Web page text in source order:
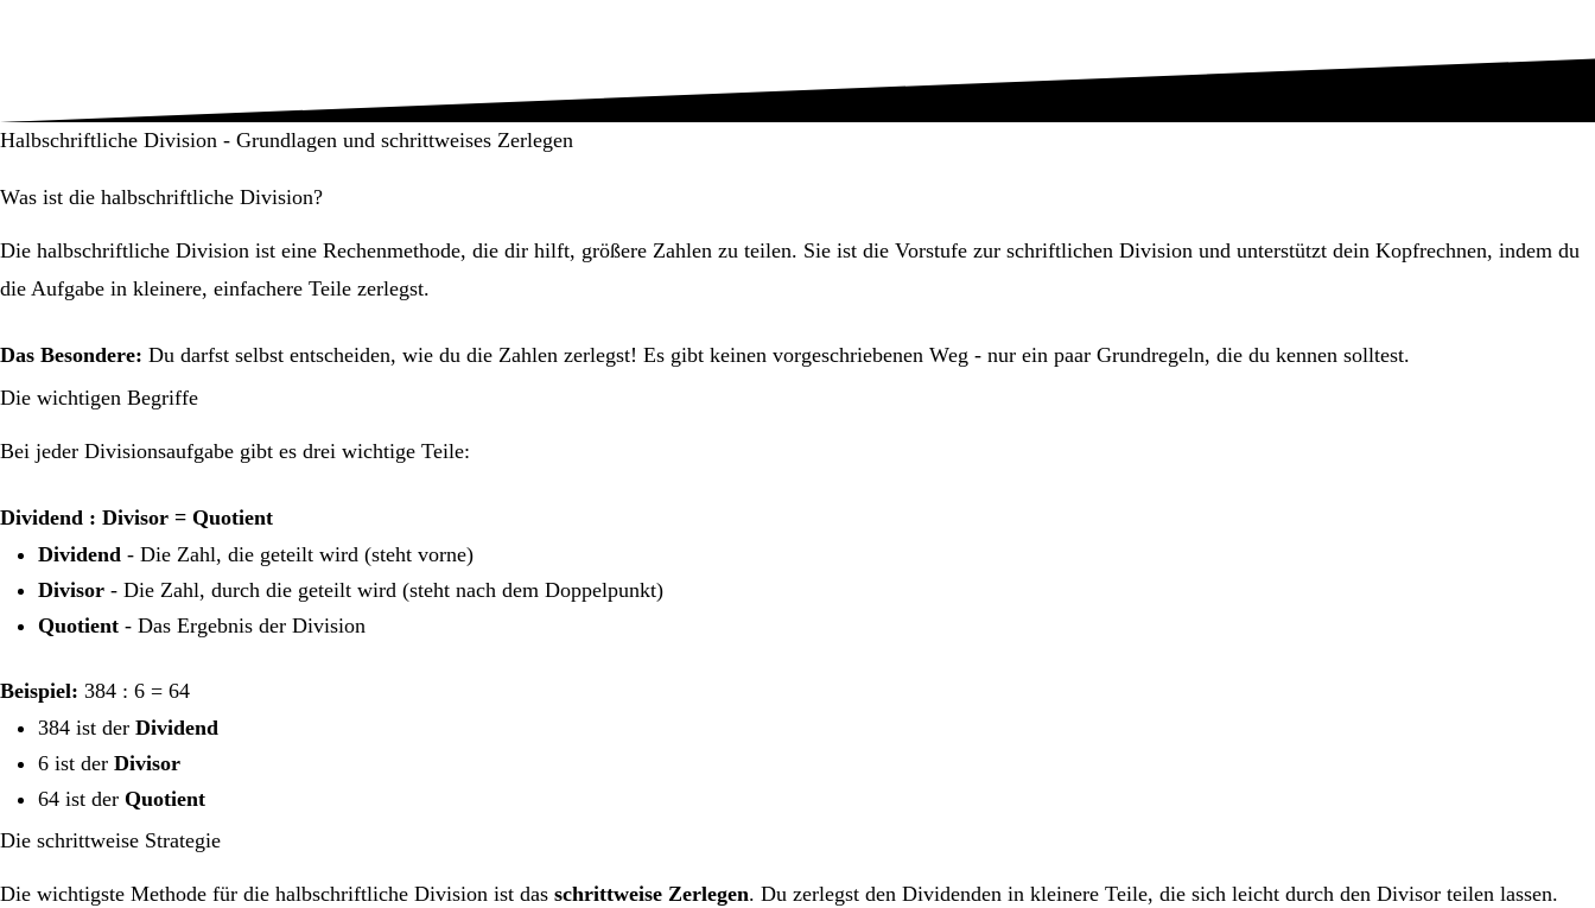
Halbschriftliche Division - Grundlagen und schrittweises Zerlegen
Was ist die halbschriftliche Division?
Die halbschriftliche Division ist eine Rechenmethode, die dir hilft, größere Zahlen zu teilen. Sie ist die Vorstufe zur schriftlichen Division und unterstützt dein Kopfrechnen, indem du
die Aufgabe in kleinere, einfachere Teile zerlegst.
Das Besondere: Du darfst selbst entscheiden, wie du die Zahlen zerlegst! Es gibt keinen vorgeschriebenen Weg - nur ein paar Grundregeln, die du kennen solltest.
Die wichtigen Begriffe
Bei jeder Divisionsaufgabe gibt es drei wichtige Teile:
Dividend : Divisor = Quotient
Dividend - Die Zahl, die geteilt wird (steht vorne)
Divisor - Die Zahl, durch die geteilt wird (steht nach dem Doppelpunkt)
Quotient - Das Ergebnis der Division
Beispiel: 384 : 6 = 64
384 ist der Dividend
6 ist der Divisor
64 ist der Quotient
Die schrittweise Strategie
Die wichtigste Methode für die halbschriftliche Division ist das schrittweise Zerlegen. Du zerlegst den Dividenden in kleinere Teile, die sich leicht durch den Divisor teilen lassen.